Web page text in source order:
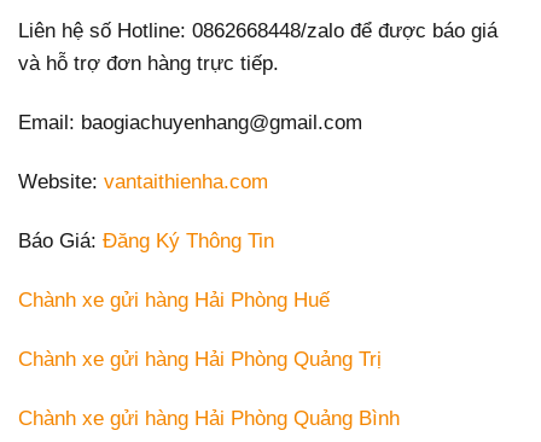
Liên hệ số Hotline: 0862668448/zalo để được báo giá
và hỗ trợ đơn hàng trực tiếp.
Email: baogiachuyenhang@gmail.com
Website: vantaithienha.com
Báo Giá: Đăng Ký Thông Tin
Chành xe gửi hàng Hải Phòng Huế
Chành xe gửi hàng Hải Phòng Quảng Trị
Chành xe gửi hàng Hải Phòng Quảng Bình